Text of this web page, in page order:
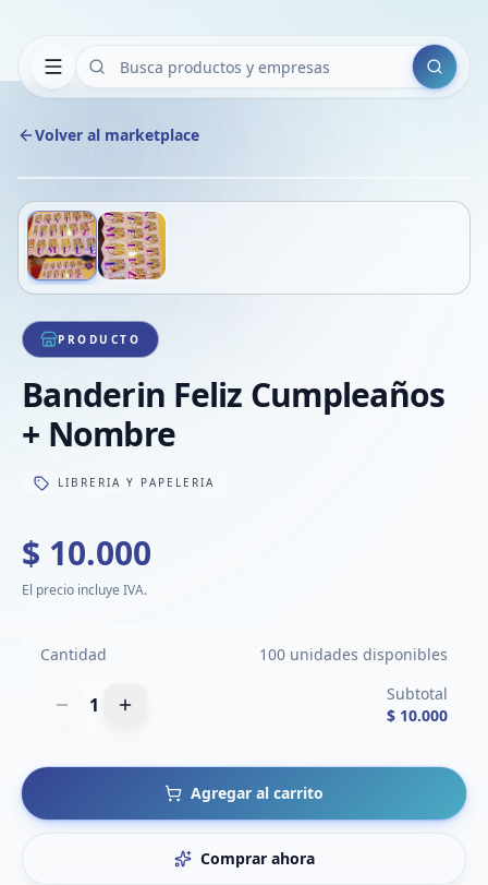
Buscar
Volver al marketplace
1/2
PRODUCTO
Banderin Feliz Cumpleaños
+ Nombre
LIBRERIA Y PAPELERIA
$ 10.000
El precio incluye IVA.
Cantidad 100 unidades disponibles
1
Subtotal
$ 10.000
Agregar al carrito
Comprar ahora